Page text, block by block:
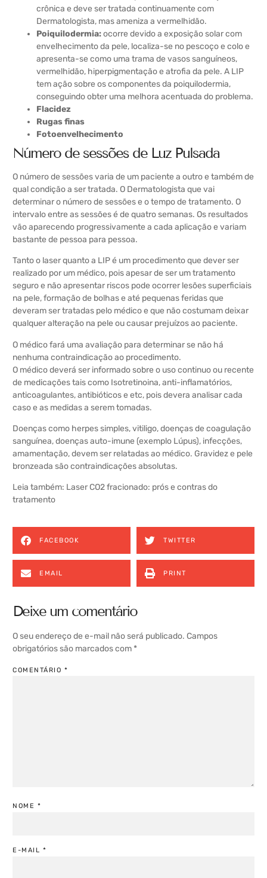
crônica e deve ser tratada continuamente com
Dermatologista, mas ameniza a vermelhidão.
Poiquilodermia:ocorre devido a exposição solar com
envelhecimento da pele, localiza-se no pescoço e colo e
apresenta-se como uma trama de vasos sanguíneos,
vermelhidão, hiperpigmentação e atrofia da pele. A LIP
tem ação sobre os componentes da poiquilodermia,
conseguindo obter uma melhora acentuada do problema.
Flacidez
Rugas finas
Fotoenvelhecimento
Número de sessões de Luz Pulsada
O número de sessões varia de um paciente a outro e também de
qual condição a ser tratada. O Dermatologista que vai
determinar o número de sessões e o tempo de tratamento. O
intervalo entre as sessões é de quatro semanas. Os resultados
vão aparecendo progressivamente a cada aplicação e variam
bastante de pessoa para pessoa.
Tanto o laser quanto a LIP é um procedimento que dever ser
realizado por um médico, pois apesar de ser um tratamento
seguro e não apresentar riscos pode ocorrer lesões superficiais
na pele, formação de bolhas e até pequenas feridas que
deveram ser tratadas pelo médico e que não costumam deixar
qualquer alteração na pele ou causar prejuízos ao paciente.
O médico fará uma avaliação para determinar se não há
nenhuma contraindicação ao procedimento.
O médico deverá ser informado sobre o uso continuo ou recente
de medicações tais como Isotretinoina, anti-inflamatórios,
anticoagulantes, antibióticos e etc, pois devera analisar cada
caso e as medidas a serem tomadas.
Doenças como herpes simples, vitiligo, doenças de coagulação
sanguínea, doenças auto-imune (exemplo Lúpus), infecções,
amamentação, devem ser relatadas ao médico. Gravidez e pele
bronzeada são contraindicações absolutas.
Leia também: Laser CO2 fracionado: prós e contras do
tratamento
FACEBOOK TWITTER
EMAIL PRINT
Deixe um comentário
O seu endereço de e-mail não será publicado. Campos
obrigatórios são marcados com *
COMENTÁRIO *
NOME *
E-MAIL *